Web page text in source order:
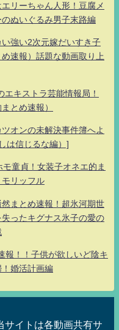
リーちゃん人形！豆腐メ
ぬいぐるみ男子末路編
強い2次元嫁だいすき子
速報）話題な動画取り上
キストラ芸能情報局！
とめ速報）
オンの未解決事件簿へよ
は信じるな編）]
童貞！女装子オネエ的ま
リッフル
まとめ速報！超氷河期世
ったキグナス氷子の愛の
報！！子供が欲しいど陰キ
婚活計画編
サイトは各動画共有サ